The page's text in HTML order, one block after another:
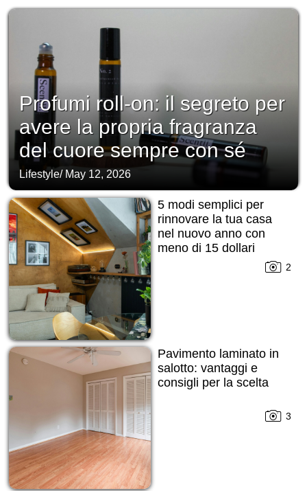
Profumi roll-on: il segreto per
avere la propria fragranza
del cuore sempre con sé
Lifestyle/ May 12, 2026
5 modi semplici per
rinnovare la tua casa
nel nuovo anno con
meno di 15 dollari
2
Pavimento laminato in
salotto: vantaggi e
consigli per la scelta
3